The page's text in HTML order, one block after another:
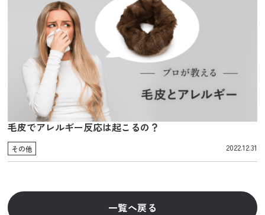
毛皮でアレルギー反応は起こるの？
その他 2022.12.31
一覧へ戻る